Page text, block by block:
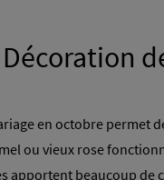
Décoration
en octobre permet
ou vieux rose
apportent beaucoup de